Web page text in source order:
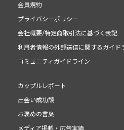
会員規約
プライバシーポリシー
会社概要/特定商取引法に基づく表記
利用者情報の外部送信に関するガイド
コミュニティガイドライン
カップルレポート
出会い成功談
お褒めの言葉
メディア掲載・広告実績